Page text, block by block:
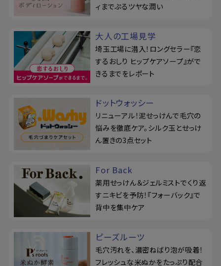
ィまでぷるツヤな潤い
大人の工場見学
埼玉工場に潜入！ロングセラー『恋
するおしり ヒップケアソープ』がで
きるまでをレポート
ドットウォッシー
リニューアル！泥せっけんで毛穴の
悩みを徹底ケア。シルク玉とせっけ
ん置きの3点セット
For Back
薬用せっけん＆ジェルミストでくり返
すニキビを予防！『フォーバック』で
背中を集中ケア
ピーズルーツ
毛穴汚れを、濃密ねばり泡が吸着！
フレッシュな米ぬかをたっぷり配合